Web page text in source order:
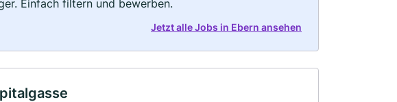
Einfach filtern und bewerben.
Jetzt alle Jobs in Ebern ansehen